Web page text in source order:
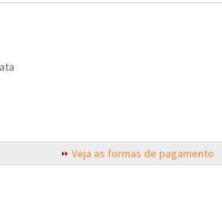
Veja as formas de pagamento